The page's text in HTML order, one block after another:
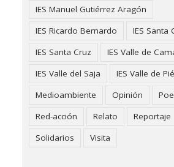
IES Manuel Gutiérrez Aragón
IES Ricardo Bernardo
IES Santa
IES Santa Cruz
IES Valle de
IES Valle del Saja
IES Valle de
Medioambiente
Opinión
Red-acción
Relato Reportaje
Solidarios
Visita